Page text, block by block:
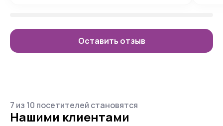
Оставить отзыв
7 из 10 посетителей становятся
Нашими клиентами